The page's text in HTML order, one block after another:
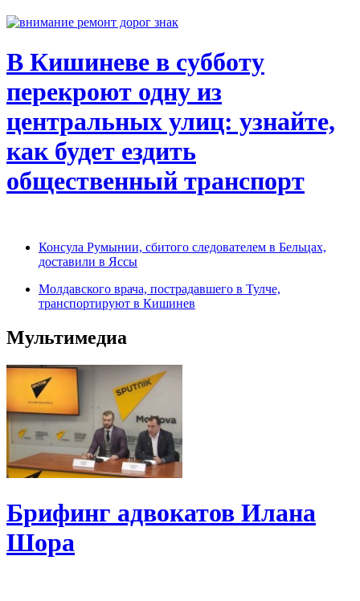
В Кишиневе в субботу
перекроют одну из
центральных улиц: узнайте,
как будет ездить
общественный транспорт
Консула Румынии, сбитого следователем в Бельцах,
доставили в Яссы
Молдавского врача, пострадавшего в Тулче,
транспортируют в Кишинев
Мультимедиа
Брифинг адвокатов Илана
Шора